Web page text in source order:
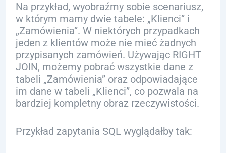
Na przykład, wyobraźmy sobie scenariusz,
w którym mamy dwie tabele: „Klienci” i
„Zamówienia”. W niektórych przypadkach
jeden z klientów może nie mieć żadnych
przypisanych zamówień. Używając RIGHT
JOIN, możemy pobrać wszystkie dane z
tabeli „Zamówienia” oraz odpowiadające
im dane w tabeli „Klienci”, co pozwala na
bardziej kompletny obraz rzeczywistości.
Przykład zapytania SQL wyglądałby tak: